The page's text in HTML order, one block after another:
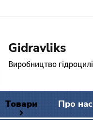
Gidravliks
Виробництво
Товари Про нас